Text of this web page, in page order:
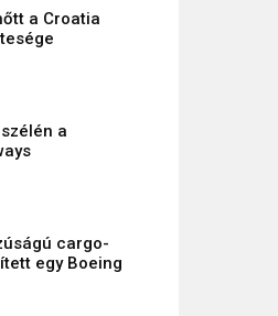
a Croatia
a
cargo-
egy Boeing